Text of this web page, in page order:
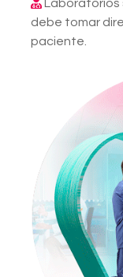
Laboratorios
debe tomar
paciente.